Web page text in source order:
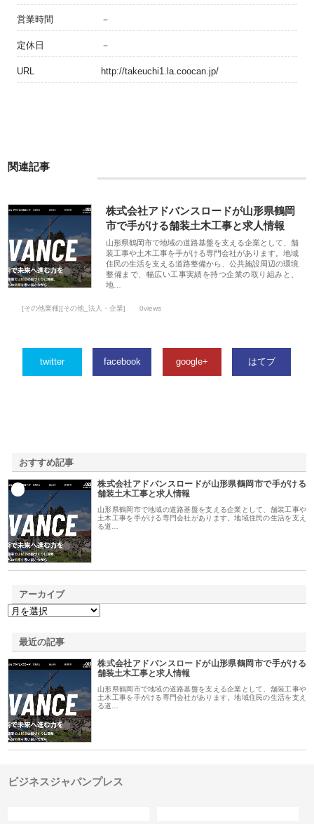
営業時間 －
定休日 －
URL http://takeuchi1.la.coocan.jp/
関連記事
株式会社アドバンスロードが山形県鶴岡
市で手がける舗装土木工事と求人情報
山形県鶴岡市で地域の道路基盤を支える企業として、舗
装工事や土木工事を手がける専門会社があります。地域
住民の生活を支える道路整備から、公共施設周辺の環境
整備まで、幅広い工事実績を持つ企業の取り組みと、
地…
[その他業種][その他_法人・企業] 0views
twitter facebook google+ はてブ
おすすめ記事
株式会社アドバンスロードが山形県鶴岡市で手がける
舗装土木工事と求人情報
山形県鶴岡市で地域の道路基盤を支える企業として、舗装工事や
土木工事を手がける専門会社があります。地域住民の生活を支え
る道…
アーカイブ
最近の記事
株式会社アドバンスロードが山形県鶴岡市で手がける
舗装土木工事と求人情報
山形県鶴岡市で地域の道路基盤を支える企業として、舗装工事や
土木工事を手がける専門会社があります。地域住民の生活を支え
る道…
ビジネスジャパンプレス